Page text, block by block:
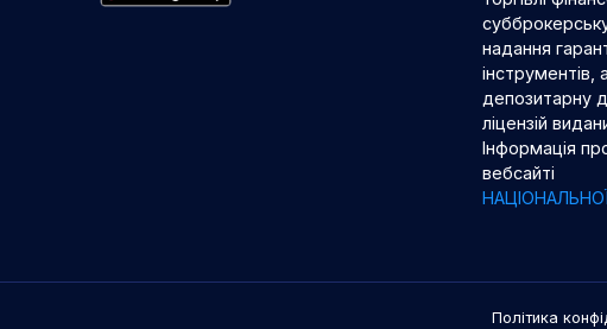
надання
інструментів,
депозитарну
ліцензій
Інформація
вебсайті
Політика